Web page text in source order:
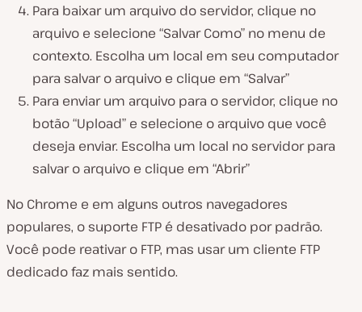
Para baixar um arquivo do servidor, clique no
arquivo e selecione “Salvar Como” no menu de
contexto. Escolha um local em seu computador
para salvar o arquivo e clique em “Salvar”
Para enviar um arquivo para o servidor, clique no
botão “Upload” e selecione o arquivo que você
deseja enviar. Escolha um local no servidor para
salvar o arquivo e clique em “Abrir”
No Chrome e em alguns outros navegadores
populares, o suporte FTP é desativado por padrão.
Você pode reativar o FTP, mas usar um cliente FTP
dedicado faz mais sentido.